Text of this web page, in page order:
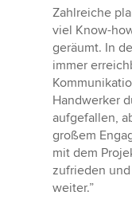
Zahlreiche
viel Know-
geräumt. In
immer
Handwerker
aufgefallen,
großem
mit dem
zufrieden
weiter.”